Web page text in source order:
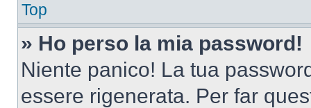
Top
» Ho perso la mia password!
Niente panico! La tua
essere rigenerata. Per far